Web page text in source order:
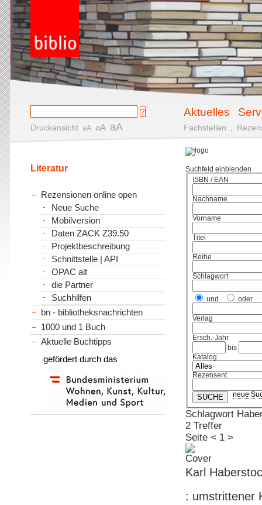
Aktuelles
Druckansicht aA aA aA Fachstellen
Suchfeld einblenden
ISBN / EAN
Nachname
Vorname
Titel
Reihe
Schlagwort
und oder
Verlag
Ersch.-Jahr
bis
Katalog
Rezensent
neue
Schlagwort
2 Treffer
Seite < 1 >
Karl
: umstrittener
Literatur
Rezensionen online open
Neue Suche
Mobilversion
Daten ZACK Z39.50
Projektbeschreibung
Schnittstelle | API
OPAC alt
die Partner
Suchhilfen
bn - bibliotheksnachrichten
1000 und 1 Buch
Aktuelle Buchtipps
gefördert durch das